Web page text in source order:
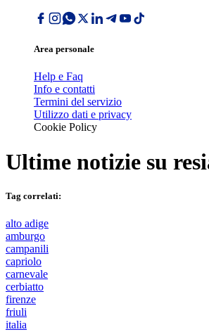
Area personale
Help e Faq
Info e contatti
Termini del servizio
Utilizzo dati e privacy
Cookie Policy
Ultime notizie su
Tag correlati:
alto adige
amburgo
campanili
capriolo
carnevale
cerbiatto
firenze
friuli
italia